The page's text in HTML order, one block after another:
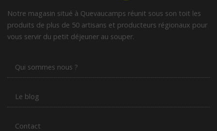
Notre magasin situé à Quevaucamps réunit sous son toit les
produits de plus de 50 artisans et producteurs régionaux pour
vous servir du petit déjeuner au souper.
Qui sommes nous ?
Le blog
Contact